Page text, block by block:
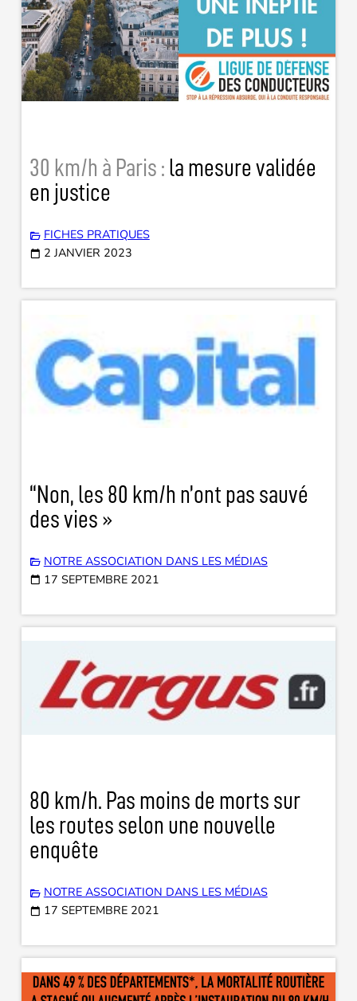
30 km/h à Paris : la mesure validée
en justice
FICHES PRATIQUES
2 JANVIER 2023
“Non, les 80 km/h n’ont pas sauvé
des vies »
NOTRE ASSOCIATION DANS LES MÉDIAS
17 SEPTEMBRE 2021
80 km/h. Pas moins de morts sur
les routes selon une nouvelle
enquête
NOTRE ASSOCIATION DANS LES MÉDIAS
17 SEPTEMBRE 2021